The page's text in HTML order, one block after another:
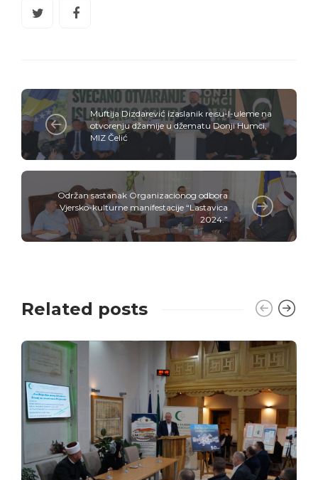
Muftija Dizdarević izaslanik reisu-l-uleme na
otvorenju džamije u džematu Donji Humci,
MIZ Čelić
Održan sastanak Organizacionog odbora
Vjersko-kulturne manifestacije “Lastavica
2024.”
Related posts